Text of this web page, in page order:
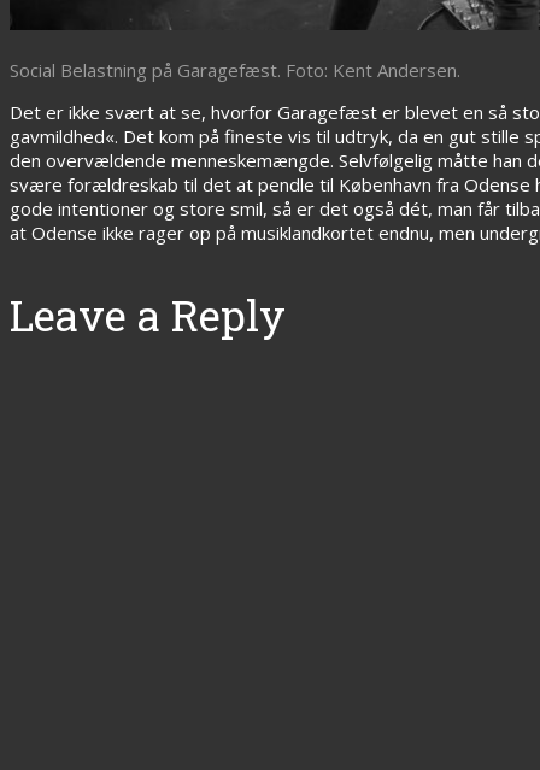
Social Belastning på Garagefæst. Foto: Kent Andersen.
Det er ikke svært at se, hvorfor Garagefæst er blevet en så
gavmildhed«. Det kom på fineste vis til udtryk, da en gut stille
den overvældende menneskemængde. Selvfølgelig måtte han
svære forældreskab til det at pendle til København fra Odense
gode intentioner og store smil, så er det også dét, man får
at Odense ikke rager op på musiklandkortet endnu, men
Leave a Reply